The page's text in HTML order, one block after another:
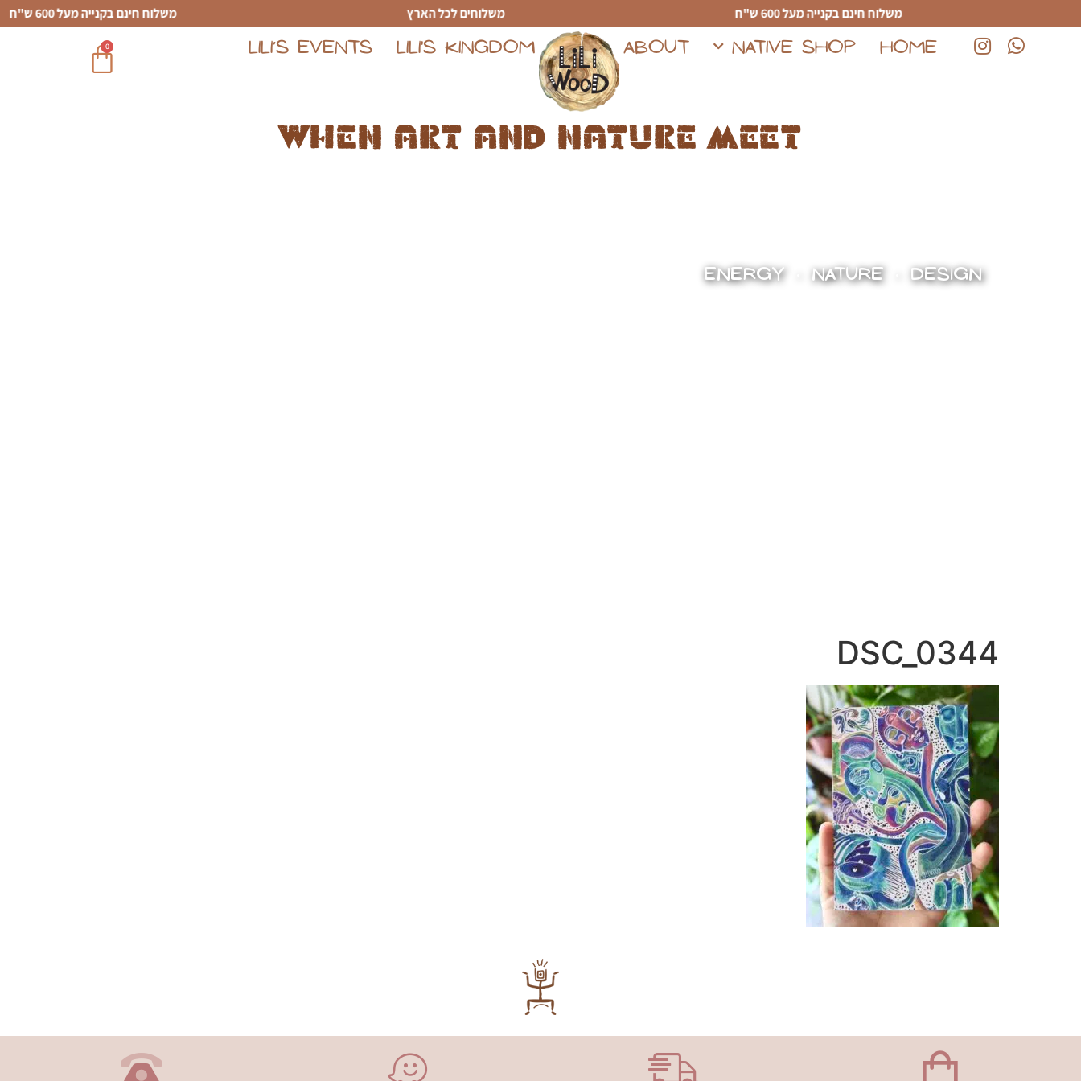
משלוח חינם בקנייה מעל 600 ש"ח משלוחים לכל הארץ משלוח חינם בקנייה מעל 600 ש"ח
(נפתח בחלון חדש)
(נפתח בחלון חדש)
HOME
NATIVE SHOP
ABOUT
LILI'S KINGDOM
LILI’S EVENTS
0
When art and nature meet
ENERGY • NATURE • DESIGN
DSC_0344